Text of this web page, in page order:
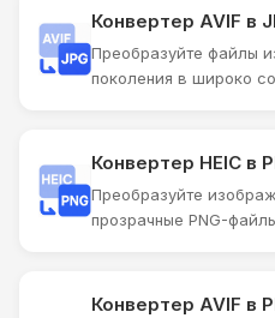
Конвертер AVIF в
Преобразуйте файлы
поколения в широко
Конвертер HEIC в
Преобразуйте
прозрачные PNG-
Конвертер AVIF в